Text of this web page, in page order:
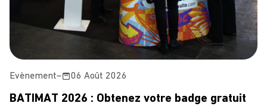
Evènement– 06 Août 2026
BATIMAT 2026 : Obtenez votre badge gratuit